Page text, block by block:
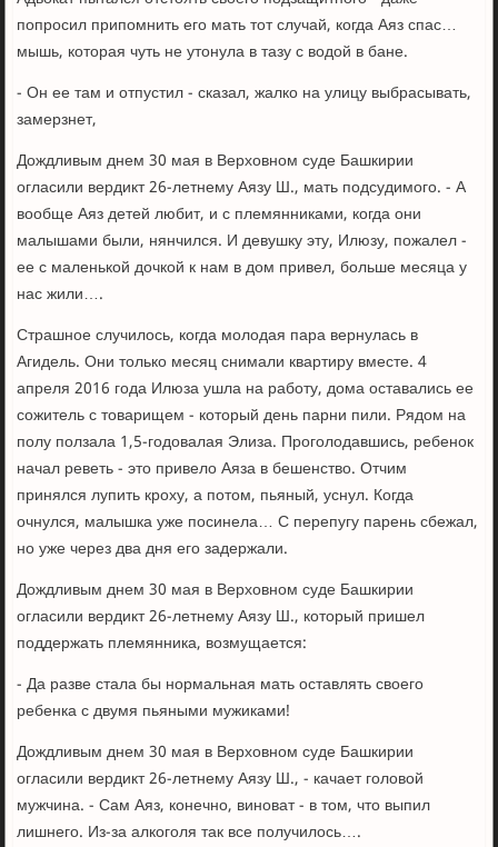
попросил припомнить его мать тот случай, когда Аяз спас…
мышь, которая чуть не утонула в тазу с водой в бане.
- Он ее там и отпустил - сказал, жалко на улицу выбрасывать,
замерзнет,
Дождливым днем 30 мая в Верховном суде Башкирии
огласили вердикт 26-летнему Аязу Ш., мать подсудимого. - А
вообще Аяз детей любит, и с племянниками, когда они
малышами были, нянчился. И девушку эту, Илюзу, пожалел -
ее с маленькой дочкой к нам в дом привел, больше месяца у
нас жили….
Страшное случилось, когда молодая пара вернулась в
Агидель. Они только месяц снимали квартиру вместе. 4
апреля 2016 года Илюза ушла на работу, дома оставались ее
сожитель с товарищем - который день парни пили. Рядом на
полу ползала 1,5-годовалая Элиза. Проголодавшись, ребенок
начал реветь - это привело Аяза в бешенство. Отчим
принялся лупить кроху, а потом, пьяный, уснул. Когда
очнулся, малышка уже посинела… С перепугу парень сбежал,
но уже через два дня его задержали.
Дождливым днем 30 мая в Верховном суде Башкирии
огласили вердикт 26-летнему Аязу Ш., который пришел
поддержать племянника, возмущается:
- Да разве стала бы нормальная мать оставлять своего
ребенка с двумя пьяными мужиками!
Дождливым днем 30 мая в Верховном суде Башкирии
огласили вердикт 26-летнему Аязу Ш., - качает головой
мужчина. - Сам Аяз, конечно, виноват - в том, что выпил
лишнего. Из-за алкоголя так все получилось….